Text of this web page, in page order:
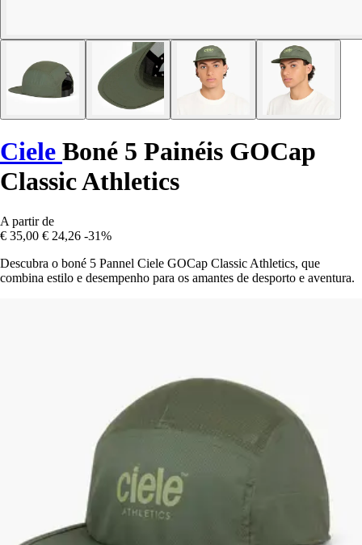
Ciele Boné 5 Painéis GOCap
Classic Athletics
A partir de
€ 35,00 € 24,26 -31%
Descubra o boné 5 Pannel Ciele GOCap Classic Athletics, que
combina estilo e desempenho para os amantes de desporto e aventura.